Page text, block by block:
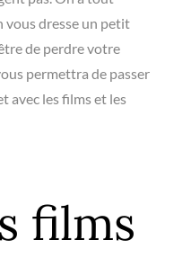
vous dresse un petit
de perdre votre
permettra de passer
avec les films et les
films